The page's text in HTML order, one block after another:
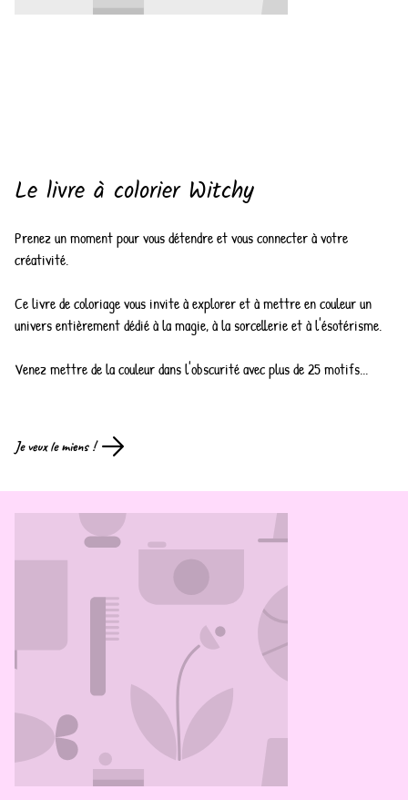
Le livre à colorier Witchy
Prenez un moment pour vous détendre et vous connecter à votre
créativité.
Ce livre de coloriage vous invite à explorer et à mettre en couleur un
univers entièrement dédié à la magie, à la sorcellerie et à l'ésotérisme.
Venez mettre de la couleur dans l'obscurité avec plus de 25 motifs...
Je veux le miens !